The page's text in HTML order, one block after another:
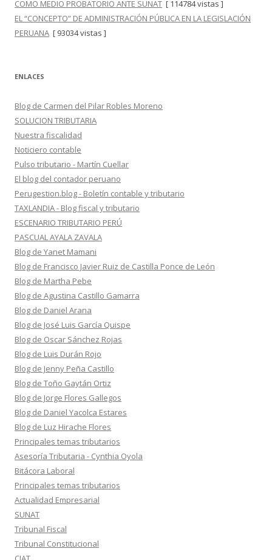
COMO MEDIO PROBATORIO ANTE SUNAT [ 114784 vistas ]
EL “CONCEPTO” DE ADMINISTRACIÓN PÚBLICA EN LA LEGISLACIÓN
PERUANA [ 93034 vistas ]
ENLACES
Blog de Carmen del Pilar Robles Moreno
SOLUCION TRIBUTARIA
Nuestra fiscalidad
Noticiero contable
Pulso tributario - Martín Cuellar
El blog del contador peruano
Perugestion.blog - Boletín contable y tributario
TAXLANDIA - Blog fiscal y tributario
ESCENARIO TRIBUTARIO PERÚ
PASCUAL AYALA ZAVALA
Blog de Yanet Mamani
Blog de Francisco Javier Ruiz de Castilla Ponce de León
Blog de Martha Pebe
Blog de Agustina Castillo Gamarra
Blog de Daniel Arana
Blog de José Luis García Quispe
Blog de Oscar Sánchez Rojas
Blog de Luis Durán Rojo
Blog de Jenny Peña Castillo
Blog de Toño Gaytán Ortiz
Blog de Jorge Flores Gallegos
Blog de Daniel Yacolca Estares
Blog de Luz Hirache Flores
Principales temas tributarios
Asesoría Tributaria - Cynthia Oyola
Bitácora Laboral
Principales temas tributarios
Actualidad Empresarial
SUNAT
Tribunal Fiscal
Tribunal Constitucional